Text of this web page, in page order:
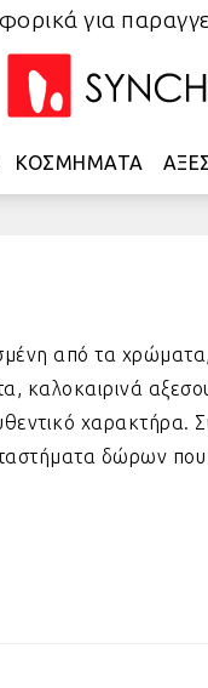
για
ΚΟΣΜΗΜΑΤΑ
από τα χρώματα,
καλοκαιρινά
χαρακτήρα.
δώρων που